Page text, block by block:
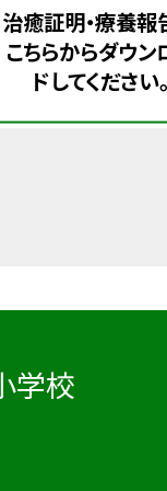
治癒証明・療養報
こちらからダウン
ドしてください。
学校